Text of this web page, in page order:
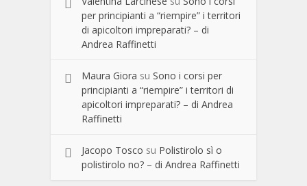
per principianti a “riempire” i territori
di apicoltori impreparati? – di
Andrea Raffinetti
Maura Giora su Sono i corsi per
principianti a “riempire” i territori di
apicoltori impreparati? – di Andrea
Raffinetti
Jacopo Tosco su Polistirolo sì o
polistirolo no? – di Andrea Raffinetti